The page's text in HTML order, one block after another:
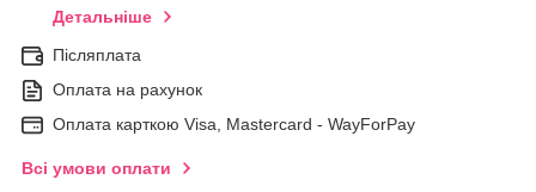
Детальніше
Післяплата
Оплата на рахунок
Оплата карткою Visa, Mastercard - WayForPay
Всі умови оплати